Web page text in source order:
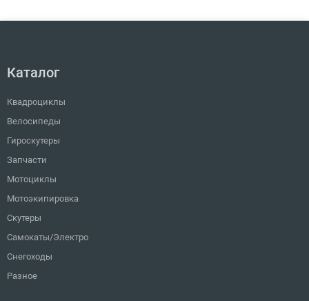
Каталог
Квадроциклы
Велосипеды
Гироскутеры
Запчасти
Мотоциклы
Мотоэкипировка
Скутеры
Самокаты/Электро
Снегоходы
Разное